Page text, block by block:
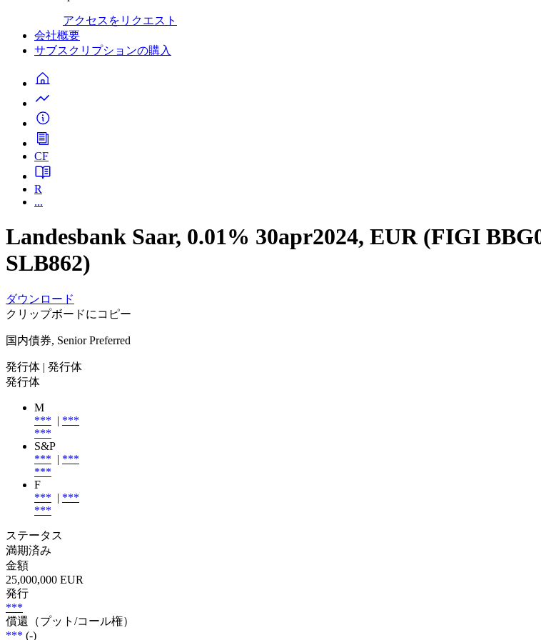
アクセスをリクエスト
会社概要
サブスクリプションの購入
CF
R
...
Landesbank Saar, 0.01% 30apr2024, EUR (FIGI
SLB862)
ダウンロード
クリップボードにコピー
国内債券, Senior Preferred
発行体 | 発行体
発行体
M
*** | ***
***
S&P
*** | ***
***
F
*** | ***
***
ステータス
満期済み
金額
25,000,000 EUR
発行
***
償還（プット/コール権）
*** (-)